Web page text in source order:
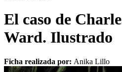
El caso de
Ward. Ilustrado
Ficha realizada por: Anika Lillo